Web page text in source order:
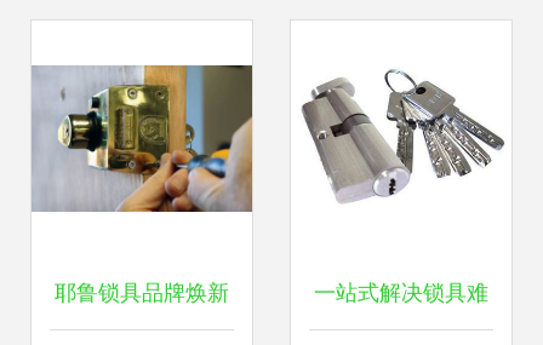
耶鲁锁具品牌焕新 一站式解决锁具难